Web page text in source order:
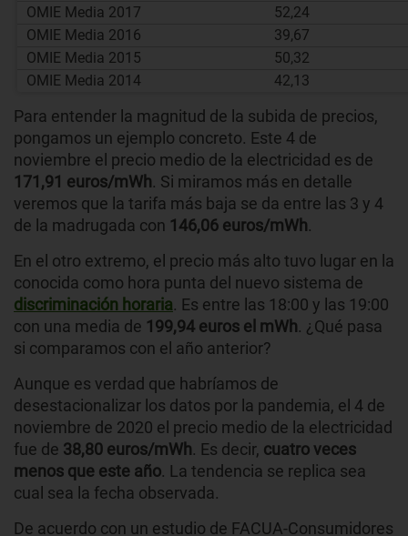
OMIE Media 2017
52,24
OMIE Media 2016
39,67
OMIE Media 2015
50,32
OMIE Media 2014
42,13
Para entender la magnitud de la subida de precios,
pongamos un ejemplo concreto. Este 4 de
noviembre el precio medio de la electricidad es de
171,91 euros/mWh. Si miramos más en detalle
veremos que la tarifa más baja se da entre las 3 y 4
de la madrugada con 146,06 euros/mWh.
En el otro extremo, el precio más alto tuvo lugar en la
conocida como hora punta del nuevo sistema de
discriminación horaria. Es entre las 18:00 y las 19:00
con una media de 199,94 euros el mWh. ¿Qué pasa
si comparamos con el año anterior?
Aunque es verdad que habríamos de
desestacionalizar los datos por la pandemia, el 4 de
noviembre de 2020 el precio medio de la electricidad
fue de 38,80 euros/mWh. Es decir, cuatro veces
menos que este año. La tendencia se replica sea
cual sea la fecha observada.
De acuerdo con un estudio de FACUA-Consumidores